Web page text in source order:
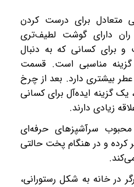
متعادل برای درست کردن
دارای گوشت لطیف‌تری
برای کسانی که به دنبال
گزینه مناسبی است. قسمت
بیشتری دارد. بعد از چرخ
گزینه ایده‌آل برای کسانی
زیادی دارند.
محبوب سرآشپزهای حرفه‌ای
کرده و در هنگام پخت حالتی
در خانه به شکل رستورانی،